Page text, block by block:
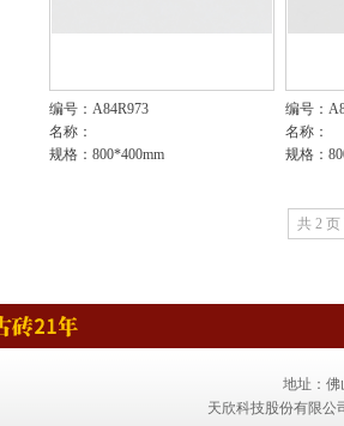
编号：A84R973
名称：
规格：800*400mm
编号：
名称：
规格：
共 2 页
地址：佛
天欣科技股份有限公